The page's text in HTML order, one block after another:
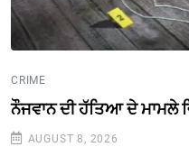
CRIME
ਨੌਜਵਾਨ ਦੀ ਹੱਤਿਆ ਦੇ ਮਾਮਲੇ
AUGUST 8, 2026